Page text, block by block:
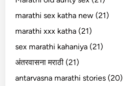
marathi sex katha new (21)
marathi xxx katha (21)
sex marathi kahaniya (21)
अंतरवासना मराठी (21)
antarvasna marathi stories (20)